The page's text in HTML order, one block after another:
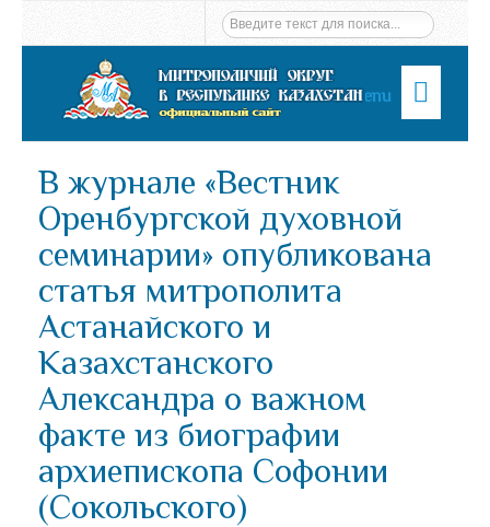
Menu
В журнале «Вестник
Оренбургской духовной
семинарии» опубликована
статья митрополита
Астанайского и
Казахстанского
Александра о важном
факте из биографии
архиепископа Софонии
(Сокольского)